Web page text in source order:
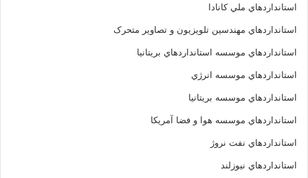
استانداردهاي ملي کانادا
استانداردهاي مهندسين تلويزيون و تصاوير متحرک
استانداردهاي موسسه استانداردهاي بريتانيا
استانداردهاي موسسه انرژي
استانداردهاي موسسه بريتانيا
استانداردهاي موسسه هوا و فضا آمريکا
استانداردهاي نفت نروژ
استانداردهاي نيوزلند